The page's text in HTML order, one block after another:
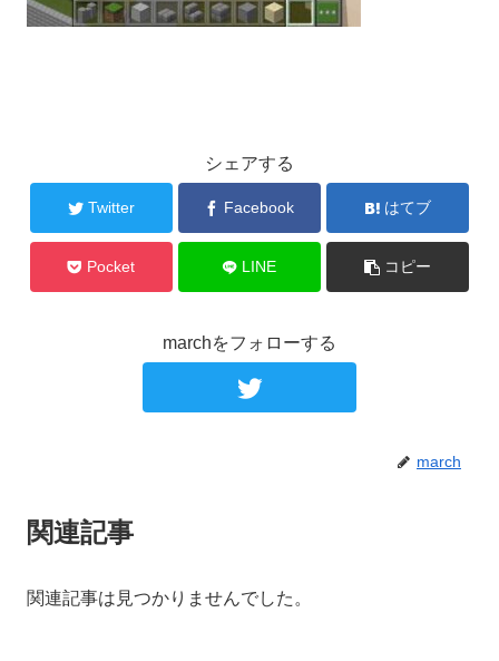
シェアする
Twitter Facebook はてブ
Pocket LINE コピー
marchをフォローする
march
関連記事
関連記事は見つかりませんでした。